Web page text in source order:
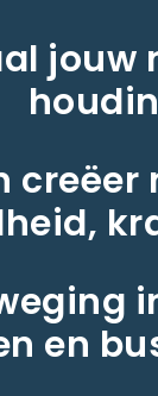
jouw
creëer
en